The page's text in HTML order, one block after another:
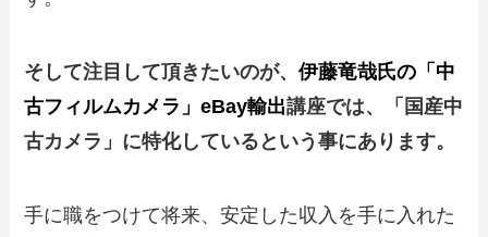
そして注目して頂きたいのが、伊藤竜哉氏の「中
古フィルムカメラ」eBay輸出講座では、「国産中
古カメラ」に特化しているという事にあります。
手に職をつけて将来、安定した収入を手に入れた